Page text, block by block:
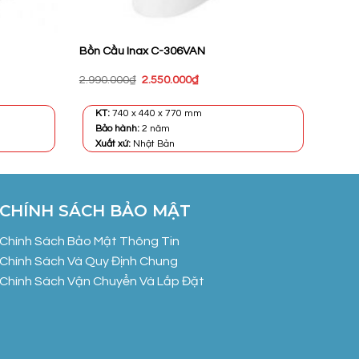
Bồn Cầu Inax C-306VAN
2.990.000₫ Giá
2.990.000₫.
2.550.000₫Giá
là:
KT: 740 x 440 x 770 mm
Bảo hành:2 năm
Xuất xứ: Nhật Bản
CHÍNH SÁCH BẢO MẬT
Chính Sách Bảo Mật Thông Tin
Chính Sách Và Quy Định Chung
Chính Sách Vận Chuyển Và Lắp Đặt